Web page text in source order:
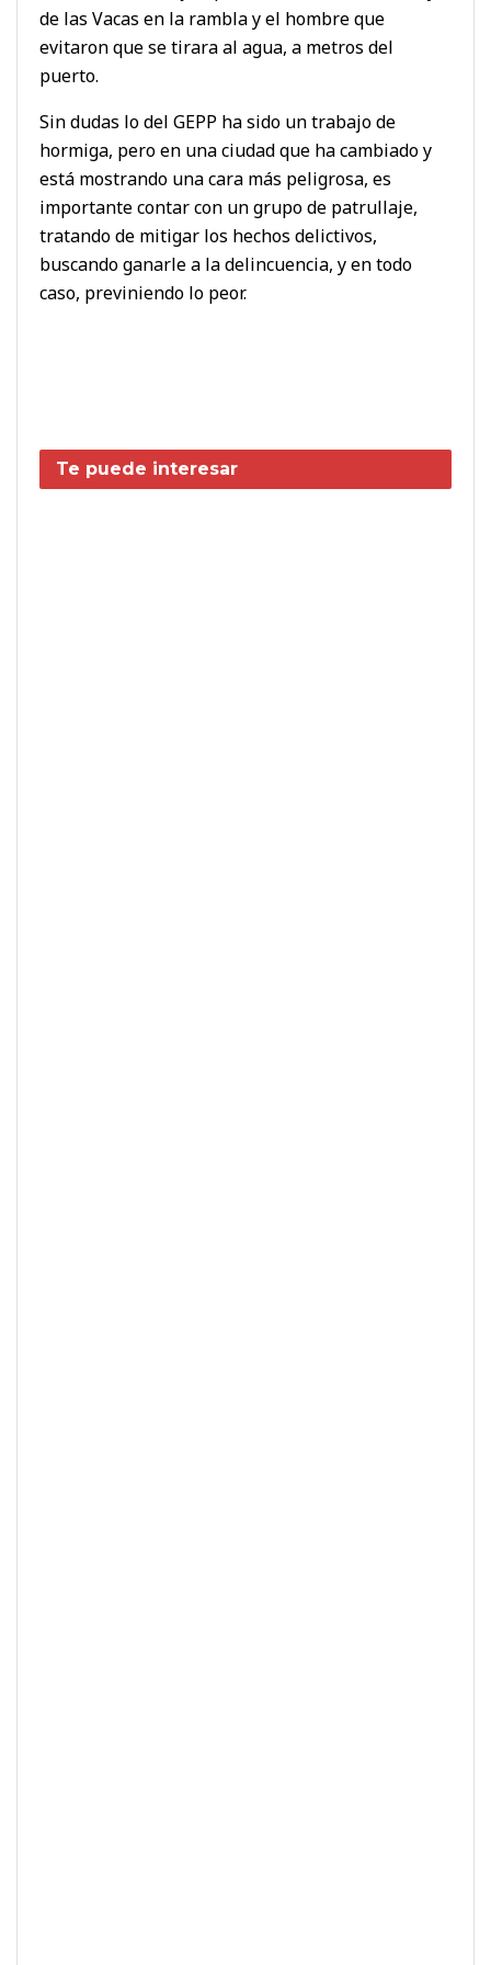
de las Vacas en la rambla y el hombre que
evitaron que se tirara al agua, a metros del
puerto.
Sin dudas lo del GEPP ha sido un trabajo de
hormiga, pero en una ciudad que ha cambiado y
está mostrando una cara más peligrosa, es
importante contar con un grupo de patrullaje,
tratando de mitigar los hechos delictivos,
buscando ganarle a la delincuencia, y en todo
caso, previniendo lo peor.
Te puede interesar